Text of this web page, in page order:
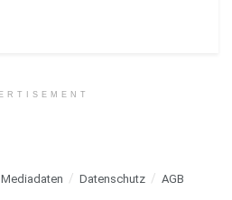
Mediadaten Datenschutz AGB